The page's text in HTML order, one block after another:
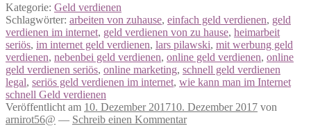
Kategorie: Geld verdienen
Schlagwörter: arbeiten von zuhause, einfach geld verdienen, geld
verdienen im internet, geld verdienen von zu hause, heimarbeit
seriös, im internet geld verdienen, lars pilawski, mit werbung geld
verdienen, nebenbei geld verdienen, online geld verdienen, online
geld verdienen seriös, online marketing, schnell geld verdienen
legal, seriös geld verdienen im internet, wie kann man im Internet
schnell Geld verdienen
Veröffentlicht am 10. Dezember 201710. Dezember 2017 von
arnirot56@ — Schreib einen Kommentar